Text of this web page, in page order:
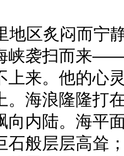
区炙闷而宁
峡袭扫而来
上来。他的心
。海浪隆隆打
向内陆。海平
石般层层高耸